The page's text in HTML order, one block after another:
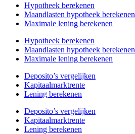
Hypotheek berekenen
Maandlasten hypotheek berekenen
Maximale lening berekenen
Hypotheek berekenen
Maandlasten hypotheek berekenen
Maximale lening berekenen
Deposito’s vergelijken
Kapitaalmarktrente
Lening berekenen
Deposito’s vergelijken
Kapitaalmarktrente
Lening berekenen